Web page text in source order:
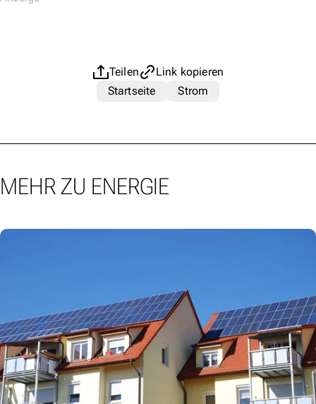
Teilen
Link kopieren
Startseite
Strom
MEHR ZU ENERGIE